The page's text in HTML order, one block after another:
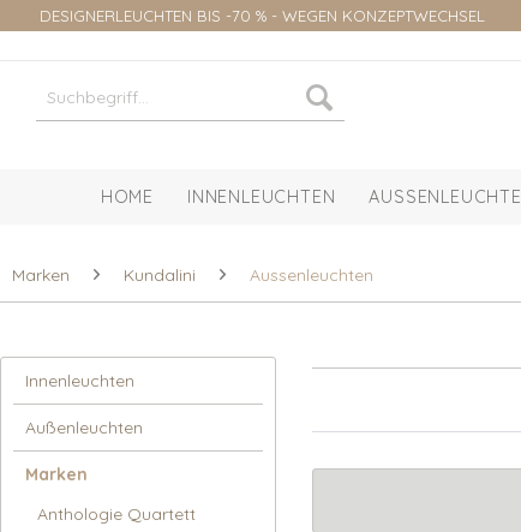
DESIGNERLEUCHTEN BIS -70 % - WEGEN KONZEPTWECHSEL
HOME INNENLEUCHTEN AUSSENLEUCHTEN
Marken Kundalini Aussenleuchten
Innenleuchten
Außenleuchten
Marken
Anthologie Quartett